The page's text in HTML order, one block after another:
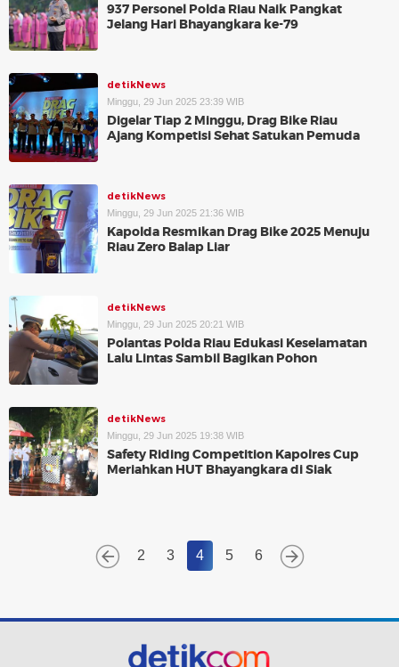
937 Personel Polda Riau Naik Pangkat
Jelang Hari Bhayangkara ke-79
detikNews
Minggu, 29 Jun 2025 23:39 WIB
Digelar Tiap 2 Minggu, Drag Bike Riau
Ajang Kompetisi Sehat Satukan Pemuda
detikNews
Minggu, 29 Jun 2025 21:36 WIB
Kapolda Resmikan Drag Bike 2025 Menuju
Riau Zero Balap Liar
detikNews
Minggu, 29 Jun 2025 20:21 WIB
Polantas Polda Riau Edukasi Keselamatan
Lalu Lintas Sambil Bagikan Pohon
detikNews
Minggu, 29 Jun 2025 19:38 WIB
Safety Riding Competition Kapolres Cup
Meriahkan HUT Bhayangkara di Siak
2 3 4 5 6